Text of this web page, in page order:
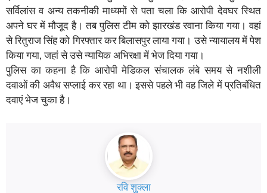
सर्विलांस व अन्य तकनीकी माध्यमों से पता चला कि आरोपी देवघर स्थित
अपने घर में मौजूद है। तब पुलिस टीम को झारखंड रवाना किया गया। वहां
से रितुराज सिंह को गिरफ्तार कर बिलासपुर लाया गया। उसे न्यायालय में पेश
किया गया, जहां से उसे न्यायिक अभिरक्षा में भेज दिया गया।
पुलिस का कहना है कि आरोपी मेडिकल संचालक लंबे समय से नशीली
दवाओं की अवैध सप्लाई कर रहा था। इससे पहले भी वह जिले में प्रतिबंधित
दवाएं भेज चुका है।
रवि शुक्ला